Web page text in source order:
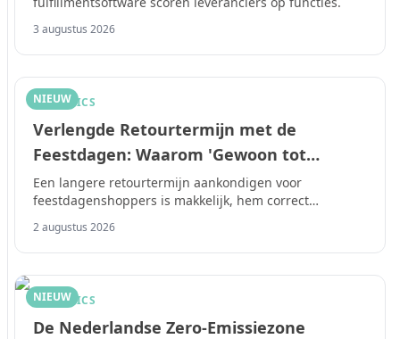
3 augustus 2026
NIEUW
LOGISTICS
Verlengde Retourtermijn met de
Feestdagen: Waarom 'Gewoon tot
Januari' Niet Zo Simpel Is
Een langere retourtermijn aankondigen voor
feestdagenshoppers is makkelijk, hem correct
2 augustus 2026
NIEUW
LOGISTICS
De Nederlandse Zero-Emissiezone